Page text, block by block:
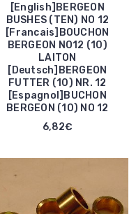
[English]BERGEON
BUSHES (TEN) NO 12
[Francais]BOUCHON
BERGEON NO12 (10)
LAITON
[Deutsch]BERGEON
FUTTER (10) NR. 12
[Espagnol]BUCHON
BERGEON (10) NO 12
6,82€